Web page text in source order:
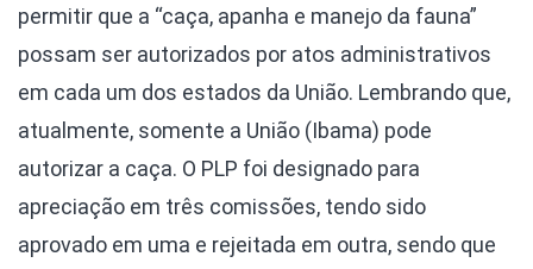
permitir que a “caça, apanha e manejo da fauna”
possam ser autorizados por atos administrativos
em cada um dos estados da União. Lembrando que,
atualmente, somente a União (Ibama) pode
autorizar a caça. O PLP foi designado para
apreciação em três comissões, tendo sido
aprovado em uma e rejeitada em outra, sendo que